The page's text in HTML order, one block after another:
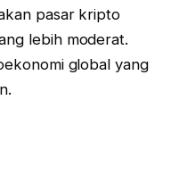
pasar kripto
lebih moderat.
global yang